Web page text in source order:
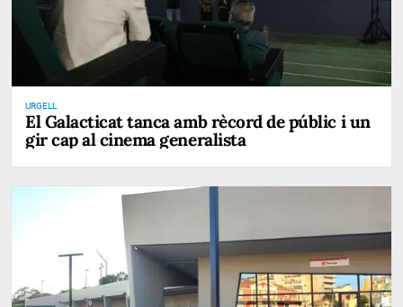
URGELL
El Galacticat tanca amb rècord de públic i un
gir cap al cinema generalista